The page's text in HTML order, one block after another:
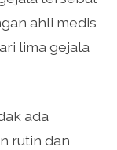
ahli medis
lima gejala
ada
rutin dan